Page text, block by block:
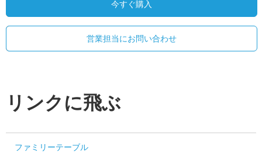
今すぐ購入
営業担当にお問い合わせ
リンクに飛ぶ
ファミリーテーブル